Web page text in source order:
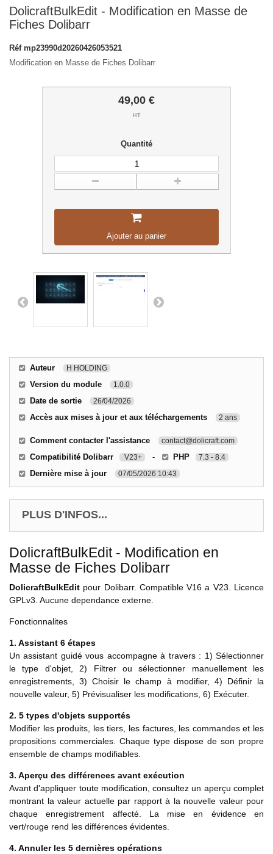
DolicraftBulkEdit - Modification en Masse de
Fiches Dolibarr
Réf mp23990d20260426053521
Modification en Masse de Fiches Dolibarr
49,00 €
HT
Quantité
Ajouter au panier
Auteur H HOLDING
Version du module 1.0.0
Date de sortie 26/04/2026
Accès aux mises à jour et aux téléchargements 2 ans
Comment contacter l'assistance contact@dolicraft.com
Compatibilité Dolibarr V23+ - PHP 7.3 - 8.4
Dernière mise à jour 07/05/2026 10:43
PLUS D'INFOS...
DolicraftBulkEdit - Modification en
Masse de Fiches Dolibarr
DolicraftBulkEdit pour Dolibarr. Compatible V16 a V23. Licence
GPLv3. Aucune dependance externe.
Fonctionnalites
1. Assistant 6 étapes
Un assistant guidé vous accompagne à travers : 1) Sélectionner
le type d'objet, 2) Filtrer ou sélectionner manuellement les
enregistrements, 3) Choisir le champ à modifier, 4) Définir la
nouvelle valeur, 5) Prévisualiser les modifications, 6) Exécuter.
2. 5 types d'objets supportés
Modifier les produits, les tiers, les factures, les commandes et les
propositions commerciales. Chaque type dispose de son propre
ensemble de champs modifiables.
3. Aperçu des différences avant exécution
Avant d'appliquer toute modification, consultez un aperçu complet
montrant la valeur actuelle par rapport à la nouvelle valeur pour
chaque enregistrement affecté. La mise en évidence en
vert/rouge rend les différences évidentes.
4. Annuler les 5 dernières opérations